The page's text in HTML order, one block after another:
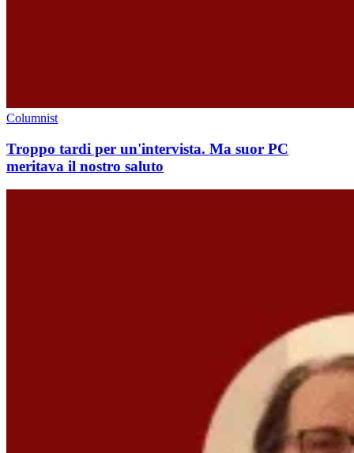
Columnist
Troppo tardi per un'intervista. Ma suor PC
meritava il nostro saluto